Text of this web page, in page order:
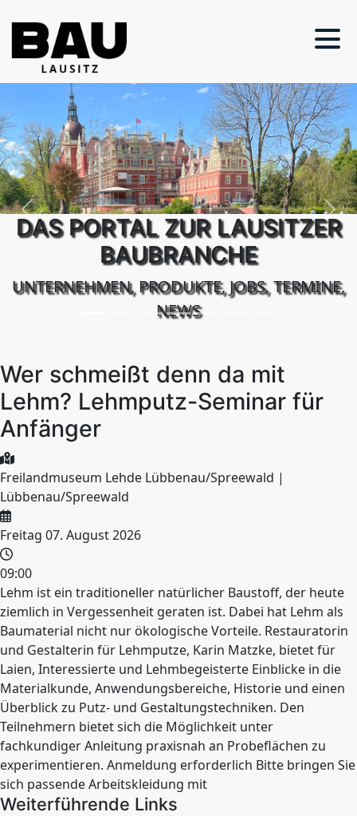
DAS PORTAL ZUR LAUSITZER
BAUBRANCHE
UNTERNEHMEN, PRODUKTE, JOBS, TERMINE,
NEWS
Previous Next
Wer schmeißt denn da mit
Lehm? Lehmputz-Seminar für
Anfänger
Freilandmuseum Lehde Lübbenau/Spreewald |
Lübbenau/Spreewald
Freitag 07. August 2026
09:00
Lehm ist ein traditioneller natürlicher Baustoff, der heute
ziemlich in Vergessenheit geraten ist. Dabei hat Lehm als
Baumaterial nicht nur ökologische Vorteile. Restauratorin
und Gestalterin für Lehmputze, Karin Matzke, bietet für
Laien, Interessierte und Lehmbegeisterte Einblicke in die
Materialkunde, Anwendungsbereiche, Historie und einen
Überblick zu Putz- und Gestaltungstechniken. Den
Teilnehmern bietet sich die Möglichkeit unter
fachkundiger Anleitung praxisnah an Probeflächen zu
experimentieren. Anmeldung erforderlich Bitte bringen Sie
sich passende Arbeitskleidung mit
Weiterführende Links